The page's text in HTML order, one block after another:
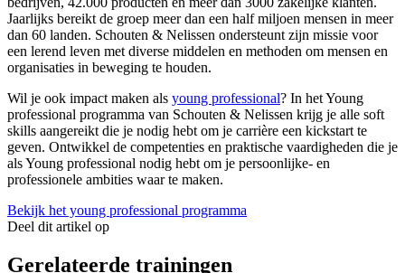
Jaarlijks bereikt de groep meer dan een half miljoen mensen in meer
dan 60 landen. Schouten & Nelissen ondersteunt zijn missie voor
een lerend leven met diverse middelen en methoden om mensen en
organisaties in beweging te houden.
Wil je ook impact maken als young professional? In het Young
professional programma van Schouten & Nelissen krijg je alle soft
skills aangereikt die je nodig hebt om je carrière een kickstart te
geven. Ontwikkel de competenties en praktische vaardigheden die je
als Young professional nodig hebt om je persoonlijke- en
professionele ambities waar te maken.
Bekijk het young professional programma
Deel dit artikel op
Gerelateerde trainingen